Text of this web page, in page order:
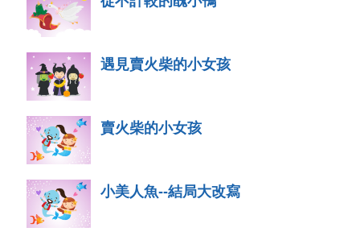
遇見賣火柴的小女孩
賣火柴的小女孩
小美人魚--結局大改寫